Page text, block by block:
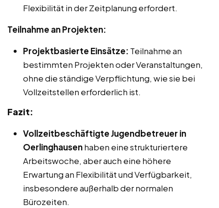
Flexibilität in der Zeitplanung erfordert.
Teilnahme an Projekten:
Projektbasierte Einsätze: Teilnahme an
bestimmten Projekten oder Veranstaltungen,
ohne die ständige Verpflichtung, wie sie bei
Vollzeitstellen erforderlich ist.
Fazit:
Vollzeitbeschäftigte Jugendbetreuer in
Oerlinghausenhaben eine strukturiertere
Arbeitswoche, aber auch eine höhere
Erwartung an Flexibilität und Verfügbarkeit,
insbesondere außerhalb der normalen
Bürozeiten.